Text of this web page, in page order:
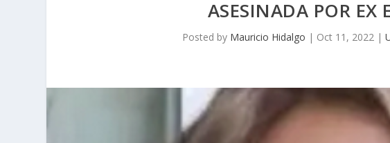
ASESINADA POR EX
Posted by Mauricio Hidalgo | Oct 11, 2022|